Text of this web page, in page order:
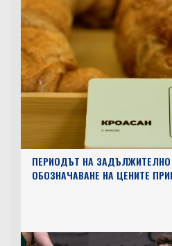
ПЕРИОДЪТ НА
ОБОЗНАЧАВАНЕ НА ЦЕНИТЕ